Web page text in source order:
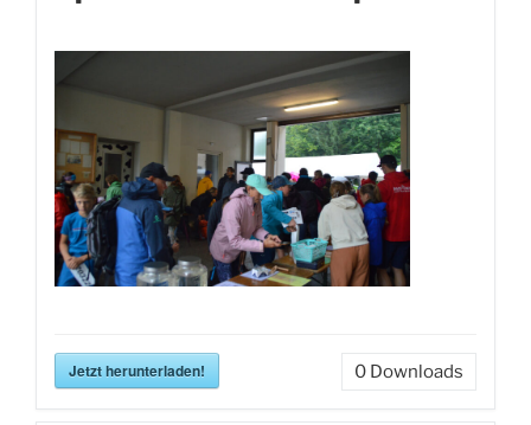
Jetzt herunterladen! 0 Downloads